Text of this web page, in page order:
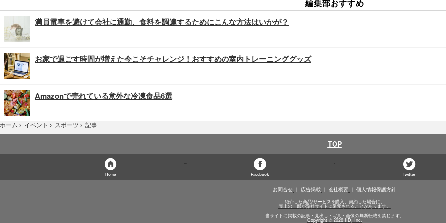
編集部おすすめ
満員電車を避けて会社に通勤、食料を調達するためにこんな方法はいかが？
お家で過ごす時間が増えた今こそチャレンジ！おすすめの室内トレーニンググッズ
Amazonで売れている意外な冷凍食品6選
ホーム › イベント › スポーツ › 記事
TOP
Home Facebook Twitter
お問合せ 広告掲載 会社概要 個人情報保護方針
紹介した商品/サービスを購入、契約した場合に、
売上の一部が弊社サイトに還元されることがあります。
当サイトに掲載の記事・見出し・写真・画像の無断転載を禁じます。
Copyright © 2026 IID, Inc.